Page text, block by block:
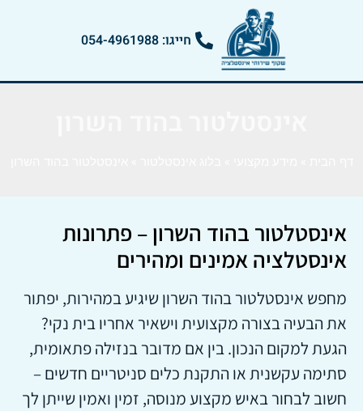
חייגו: 054-4961988
אינסטלטור בהוד השרון – פתרונות
אינסטלציה אמינים ומהירים
מחפש אינסטלטור בהוד השרון שיגיע במהירות, יפתור
את הבעיה בצורה מקצועית וישאיר אחריו בית נקי?
הגעת למקום הנכון. בין אם מדובר בנזילה פתאומית,
סתימה עקשנית או התקנת כלים סניטריים חדשים –
חשוב לבחור באיש מקצוע מנוסה, זמין ואמין שייתן לך